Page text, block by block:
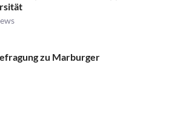
zu Marburger